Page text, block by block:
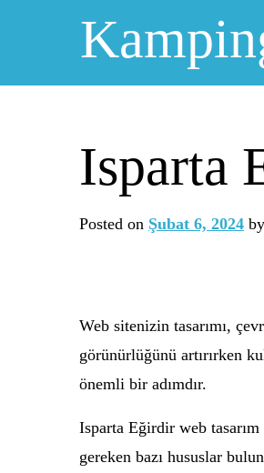
Isparta
Posted on Şubat 6, 2024 by
Web sitenizin tasarımı,
görünürlüğünü artırırken
önemli bir adımdır.
Isparta Eğirdir web
gereken bazı hususlar